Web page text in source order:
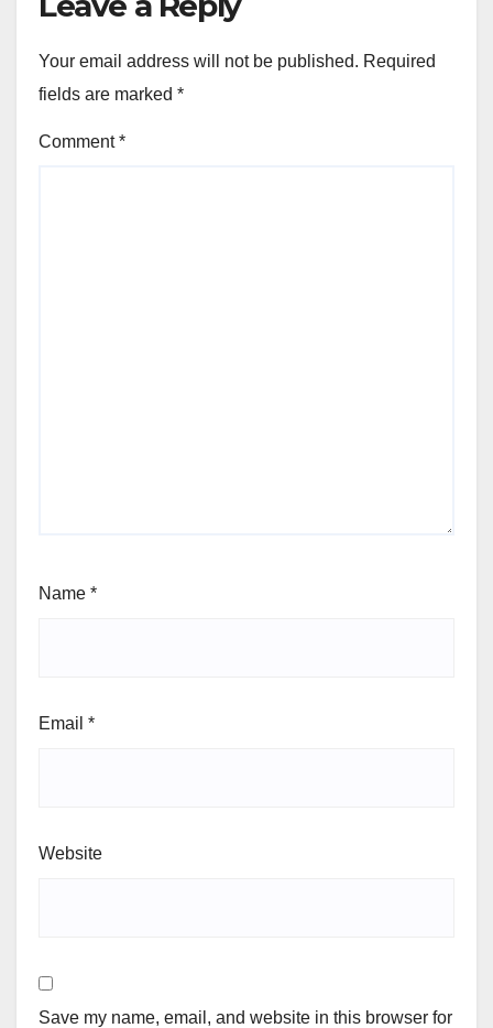
Your email address will not be published. Required
fields are marked *
Comment*
Name *
Email *
Website
Save my name, email, and website in this browser for